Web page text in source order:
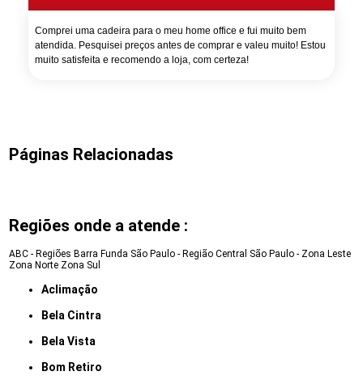
Comprei uma cadeira para o meu home office e fui muito bem
atendida. Pesquisei preços antes de comprar e valeu muito! Estou
muito satisfeita e recomendo a loja, com certeza!
Páginas Relacionadas
Regiões onde a atende :
ABC - Regiões Barra Funda São Paulo - Região Central São Paulo - Zona Leste
Zona Norte Zona Sul
Aclimação
Bela Cintra
Bela Vista
Bom Retiro